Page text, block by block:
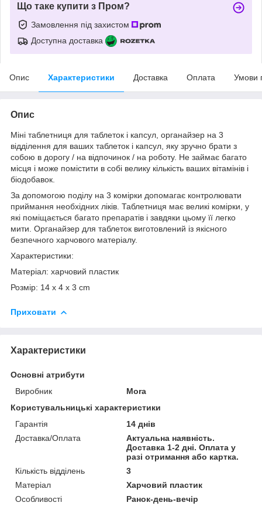
Що таке купити з Пром?
Замовлення під захистом
Доступна доставка
Опис Характеристики Доставка Оплата Умови
Опис
Міні таблетниця для таблеток і капсул, органайзер на 3
відділення для ваших таблеток і капсул, яку зручно брати з
собою в дорогу / на відпочинок / на роботу. Не займає багато
місця і може помістити в собі велику кількість ваших вітамінів і
біодобавок.
За допомогою поділу на 3 комірки допомагає контролювати
приймання необхідних ліків. Таблетниця має великі комірки, у
які поміщається багато препаратів і завдяки цьому її легко
мити. Органайзер для таблеток виготовлений із якісного
безпечного харчового матеріалу.
Характеристики:
Матеріал: харчовий пластик
Розмір: 14 x 4 x 3 cm
Приховати
Характеристики
Основні атрибути
Виробник
Mora
Користувальницькі характеристики
Гарантія
14 днів
Доставка/Оплата
Актуальна наявність.
Доставка 1-2 дні. Оплата у
разі отримання або картка.
Кількість відділень
3
Матеріал
Харчовий пластик
Особливості
Ранок-день-вечір